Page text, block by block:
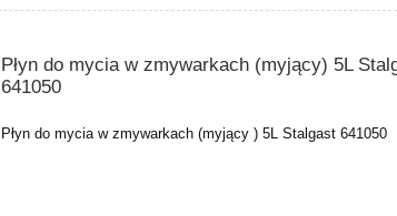
Płyn do mycia w zmywarkach (myjący) 5L
641050
Płyn do mycia w zmywarkach (myjący ) 5L Stalgast 641050